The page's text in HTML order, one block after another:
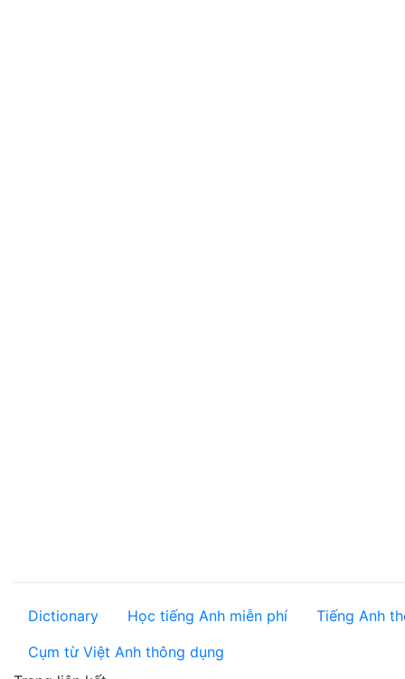
Dictionary Học tiếng Anh miễn phí Tiếng Anh
Cụm từ Việt Anh thông dụng